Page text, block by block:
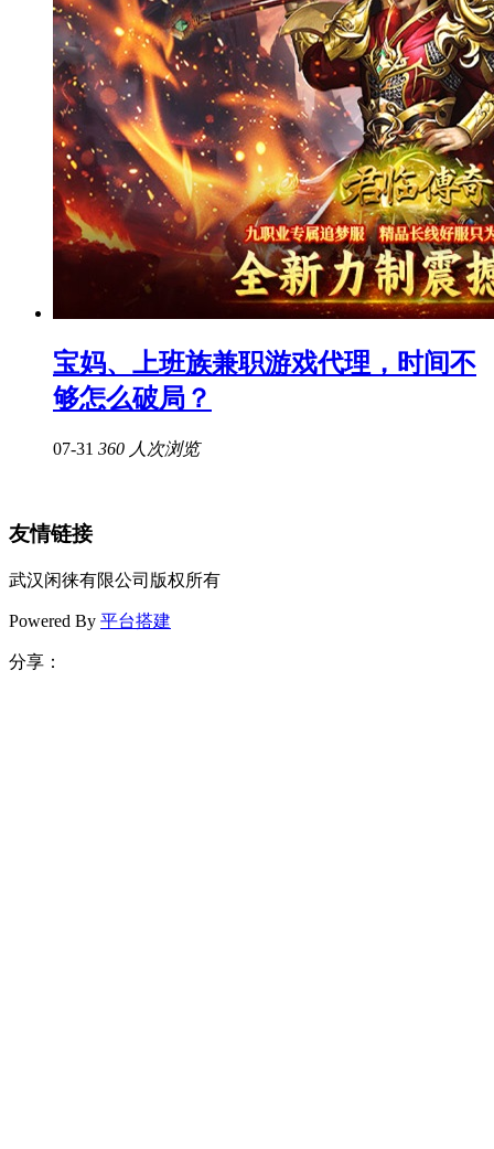
宝妈、上班族兼职游戏代理，时间不
够怎么破局？
07-31 360 人次浏览
友情链接
武汉闲徕有限公司版权所有
Powered By 平台搭建
分享：